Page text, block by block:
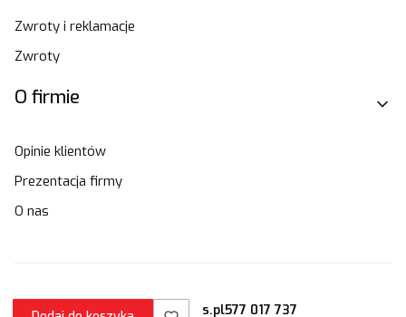
Zwroty i reklamacje
Zwroty
O firmie
Opinie klientów
Prezentacja firmy
O nas
sklep@stamats.pl577 017 737